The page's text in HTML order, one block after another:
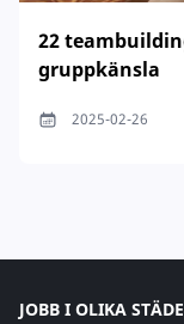
22
gruppkänsla
2025-02-26
JOBB I OLIKA